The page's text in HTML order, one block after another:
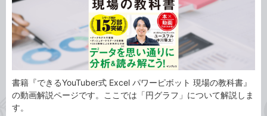
書籍『できるYouTuber式 Excel パワーピボット 現場の教科書』
の動画解説ページです。ここでは「円グラフ」について解説しま
す。